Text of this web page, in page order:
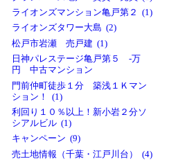
ライオンズマンション亀戸第２ (1)
ライオンズタワー大島 (2)
松戸市岩瀬 売戸建 (1)
日神パレステージ亀戸第５ -万
円 中古マンション
門前仲町徒歩１分 築浅１Ｋマン
ション！ (1)
利回り１０％以上！新小岩２分ソ
シアルビル (1)
キャンペーン (9)
売土地情報（千葉・江戸川台） (4)